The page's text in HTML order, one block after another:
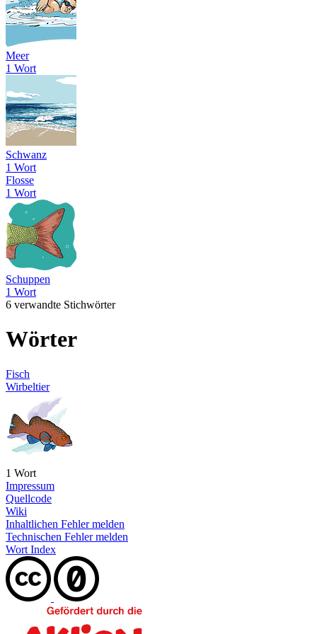
Meer
1 Wort
Schwanz
1 Wort
Flosse
1 Wort
Schuppen
1 Wort
6 verwandte Stichwörter
Wörter
Fisch
Wirbeltier
1 Wort
Impressum
Quellcode
Wiki
Inhaltlichen Fehler melden
Technischen Fehler melden
Wort Index